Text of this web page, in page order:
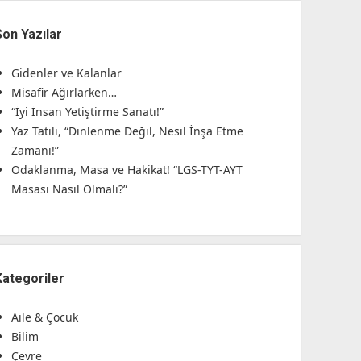
Yazılar
Gidenler ve Kalanlar
Misafir Ağırlarken…
“İyi İnsan Yetiştirme Sanatı!”
Yaz Tatili, “Dinlenme Değil, Nesil İnşa Etme
Zamanı!”
Odaklanma, Masa ve Hakikat! “LGS-TYT-AYT
Masası Nasıl Olmalı?”
Aile & Çocuk
Bilim
Çevre